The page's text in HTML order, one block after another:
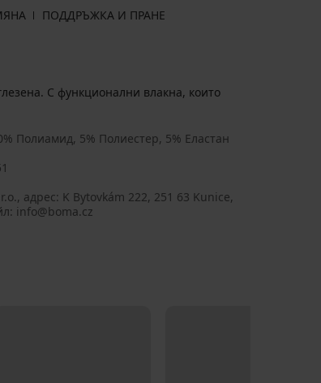
ПОДДРЪЖКА И ПРАНЕ
С функционални влакна, които
Полиамид, 5% Полиестер, 5% Еластан
aдрес: K Bytovkám 222, 251 63 Kunice,
info@boma.cz